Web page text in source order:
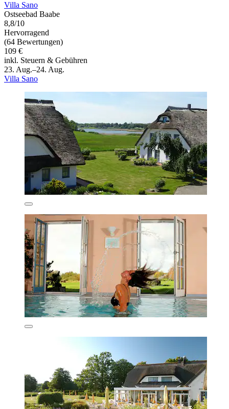
Villa Sano
Ostseebad Baabe
8,8/10
Hervorragend
(64 Bewertungen)
109 €
inkl. Steuern & Gebühren
23. Aug.–24. Aug.
Villa Sano